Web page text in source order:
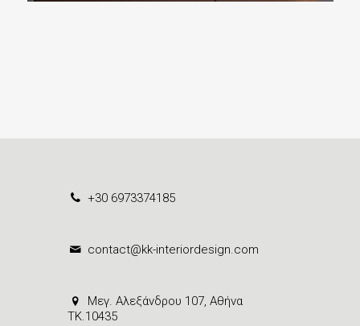
+30 6973374185
contact@kk-interiordesign.com
Μεγ. Αλεξάνδρου 107, Αθήνα
ΤΚ.10435